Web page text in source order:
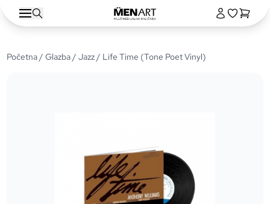
Početna/Glazba/Jazz/ Life Time (Tone Poet Vinyl)